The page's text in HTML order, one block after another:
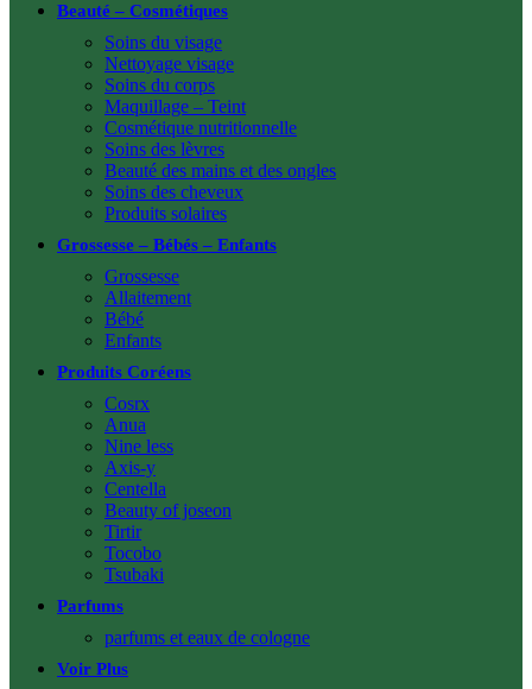
Beauté – Cosmétiques
Soins du visage
Nettoyage visage
Soins du corps
Maquillage – Teint
Cosmétique nutritionnelle
Soins des lèvres
Beauté des mains et des ongles
Soins des cheveux
Produits solaires
Grossesse – Bébés – Enfants
Grossesse
Allaitement
Bébé
Enfants
Produits Coréens
Cosrx
Anua
Nine less
Axis-y
Centella
Beauty of joseon
Tirtir
Tocobo
Tsubaki
Parfums
parfums et eaux de cologne
Voir Plus